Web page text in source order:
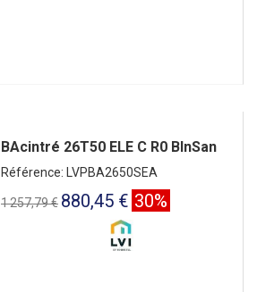
BAcintré 26T50 ELE C R0 BlnSan
Référence: LVPBA2650SEA
1 257,79 € 880,45 € 30%